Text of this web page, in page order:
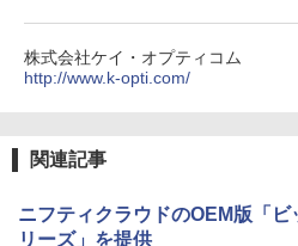
株式会社ケイ・オプティコム
http://www.k-opti.com/
関連記事
ニフティクラウドのOEM版「
リーズ」を提供